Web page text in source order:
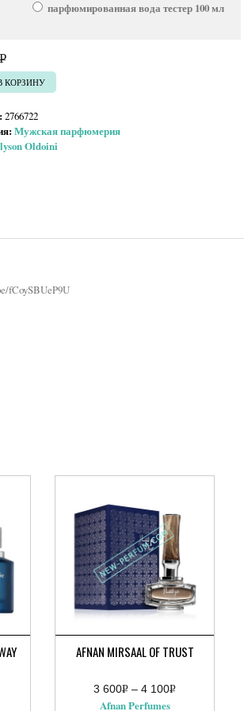
парфюмированная вода тестер 100 мл
Р
УБ.товара Alyson Oldoini Crystal Oud
КОРЗИНУ
2766722
Мужская парфюмерия
Oldoini
fCoySBUeP9U
AFNAN MIRSAAL OF TRUST
3 600Р
УБ.
– 4 100Р
Afnan Perfumes